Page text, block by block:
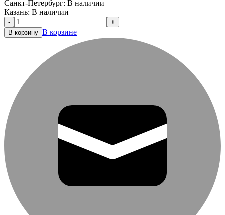
Санкт-Петербург: В наличии
Казань: В наличии
-
+
В корзину В корзине